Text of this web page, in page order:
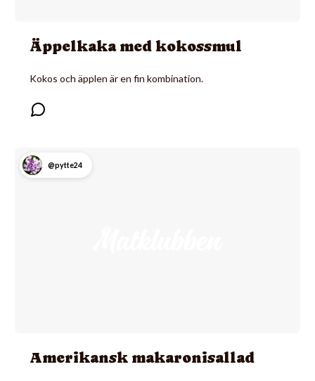
Äppelkaka med kokossmul
Kokos och äpplen är en fin kombination.
@pytte24
Amerikansk makaronisallad